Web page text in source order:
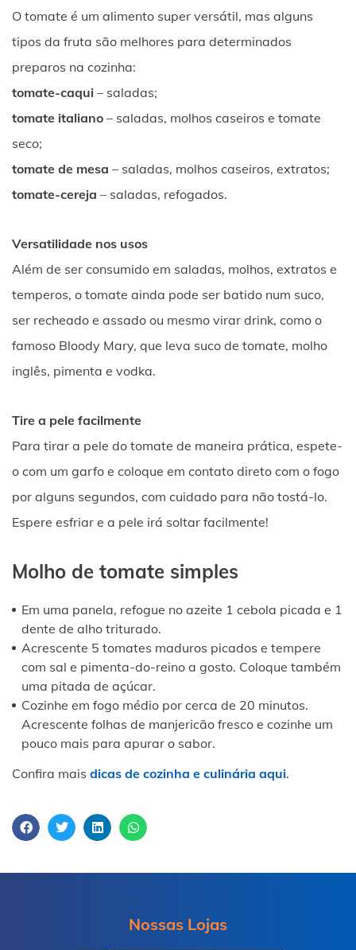
O tomate é um alimento super versátil, mas alguns
tipos da fruta são melhores para determinados
preparos na cozinha:
tomate-caqui – saladas;
tomate italiano – saladas, molhos caseiros e tomate
seco;
tomate de mesa – saladas, molhos caseiros, extratos;
tomate-cereja – saladas, refogados.
Versatilidade nos usos
Além de ser consumido em saladas, molhos, extratos e
temperos, o tomate ainda pode ser batido num suco,
ser recheado e assado ou mesmo virar drink, como o
famoso Bloody Mary, que leva suco de tomate, molho
inglês, pimenta e vodka.
Tire a pele facilmente
Para tirar a pele do tomate de maneira prática, espete-
o com um garfo e coloque em contato direto com o fogo
por alguns segundos, com cuidado para não tostá-lo.
Espere esfriar e a pele irá soltar facilmente!
Molho de tomate simples
Em uma panela, refogue no azeite 1 cebola picada e 1
dente de alho triturado.
Acrescente 5 tomates maduros picados e tempere
com sal e pimenta-do-reino a gosto. Coloque também
uma pitada de açúcar.
Cozinhe em fogo médio por cerca de 20 minutos.
Acrescente folhas de manjericão fresco e cozinhe um
pouco mais para apurar o sabor.
Confira mais dicas de cozinha e culinária aqui.
Nossas Lojas